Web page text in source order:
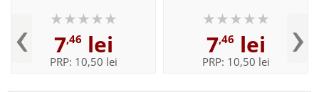
‹
Alina Radu
7,46 lei
PRP: 10,50 lei
Alina Radu
7,46 lei
PRP: 10,50 lei ›